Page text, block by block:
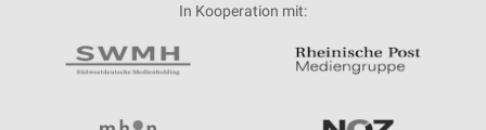
In Kooperation mit: